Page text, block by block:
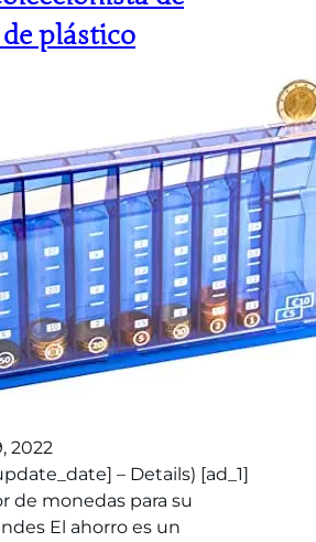
plástico
2022
– Details) [ad_1]
de monedas para su
El ahorro es un